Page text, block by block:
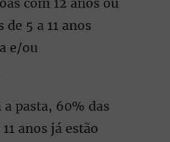
5 a 11 anos
e/ou
a pasta, 60% das
anos já estão